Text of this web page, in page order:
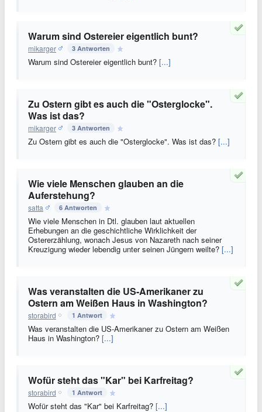
Warum sind Ostereier eigentlich bunt?
mikarger 3 Antworten
Warum sind Ostereier eigentlich bunt? [...]
Zu Ostern gibt es auch die "Osterglocke".
Was ist das?
mikarger 3 Antworten
Zu Ostern gibt es auch die "Osterglocke". Was ist das? [...]
Wie viele Menschen glauben an die
Auferstehung?
satta 6 Antworten
Wie viele Menschen in Dtl. glauben laut aktuellen
Erhebungen an die geschichtliche Wirklichkeit der
Ostererzählung, wonach Jesus von Nazareth nach seiner
Kreuzigung wieder lebendig unter seinen Jüngern weilte? [...]
Was veranstalten die US-Amerikaner zu
Ostern am Weißen Haus in Washington?
storabird 1 Antwort
Was veranstalten die US-Amerikaner zu Ostern am Weißen
Haus in Washington? [...]
Wofür steht das "Kar" bei Karfreitag?
storabird 1 Antwort
Wofür steht das "Kar" bei Karfreitag? [...]